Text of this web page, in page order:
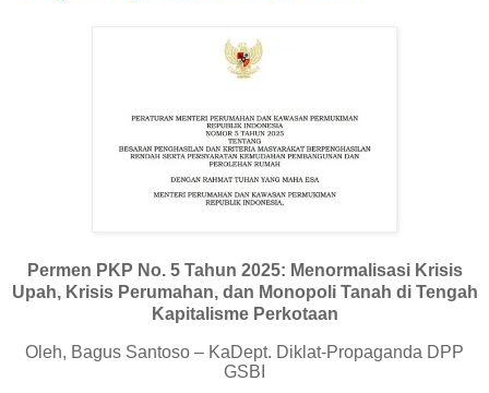
Permen PKP No. 5 Tahun 2025: Menormalisasi Krisis
Upah, Krisis Perumahan, dan Monopoli Tanah di Tengah
Kapitalisme Perkotaan
Oleh, Bagus Santoso – KaDept. Diklat-Propaganda DPP
GSBI